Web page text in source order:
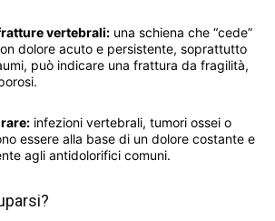
vertebrali: una schiena che “cede”
dolore acuto e persistente, soprattutto
può indicare una frattura da fragilità,
infezioni vertebrali, tumori ossei o
essere alla base di un dolore costante e
agli antidolorifici comuni.